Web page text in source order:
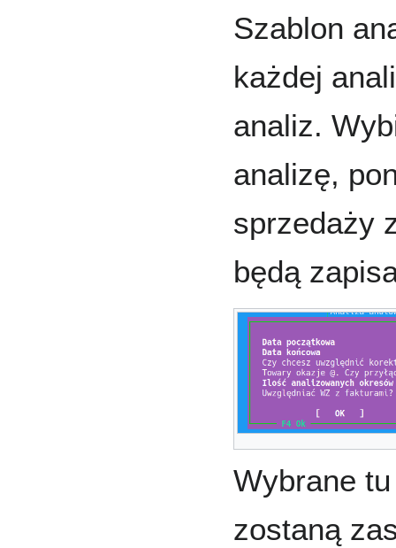
Szablon
każdej
analiz.
analizę,
sprzedaży
będą
Wybrane
zostaną